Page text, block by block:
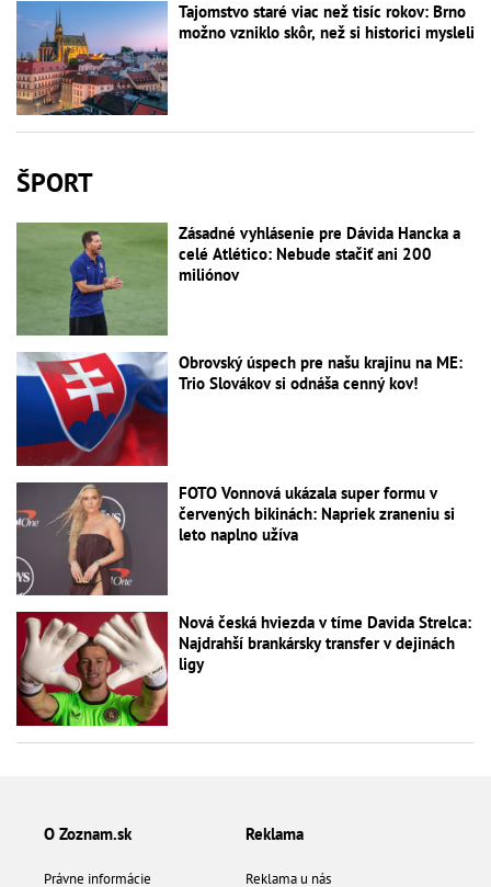
Tajomstvo staré viac než tisíc rokov: Brno
možno vzniklo skôr, než si historici mysleli
ŠPORT
Zásadné vyhlásenie pre Dávida Hancka a
celé Atlético: Nebude stačiť ani 200
miliónov
Obrovský úspech pre našu krajinu na ME:
Trio Slovákov si odnáša cenný kov!
FOTO Vonnová ukázala super formu v
červených bikinách: Napriek zraneniu si
leto naplno užíva
Nová česká hviezda v tíme Davida Strelca:
Najdrahší brankársky transfer v dejinách
ligy
O Zoznam.sk
Právne informácie
Reklama
Reklama u nás